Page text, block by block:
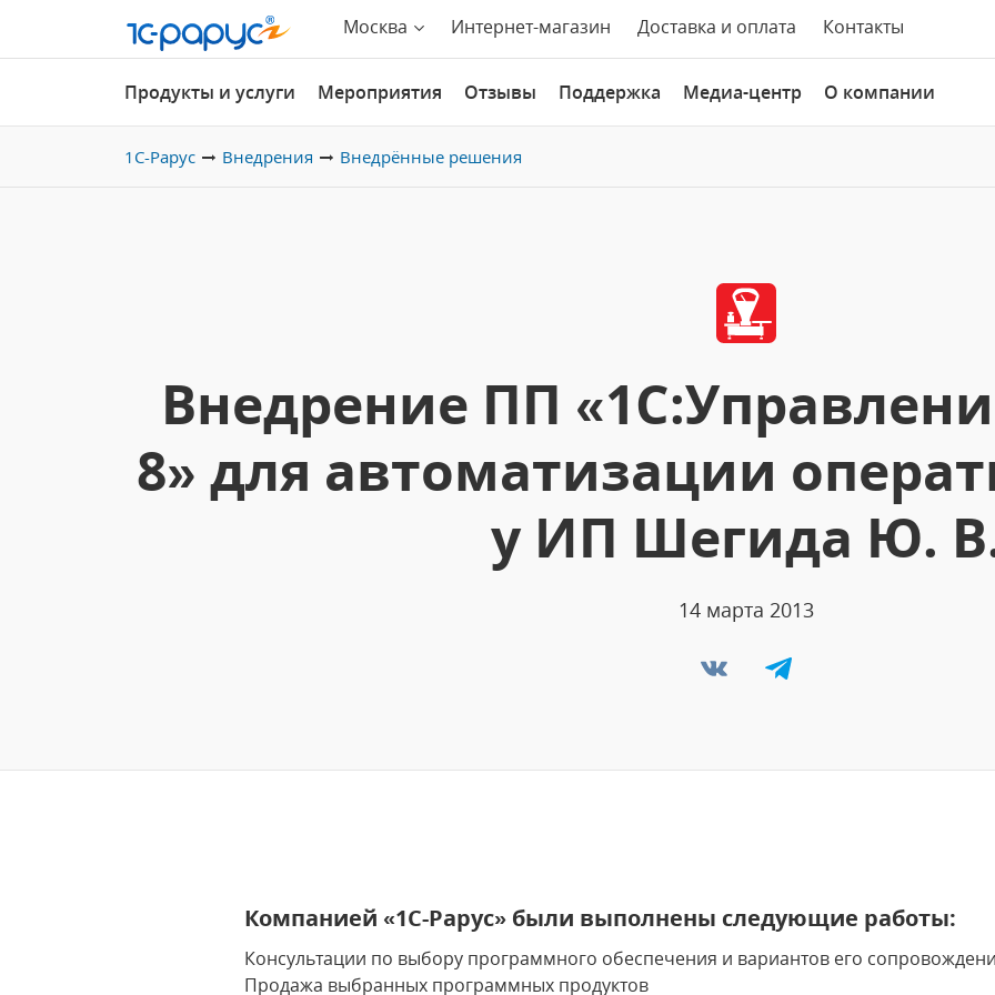
Москва Интернет-магазин Доставка и оплата Контакты
Продукты и услуги Мероприятия Отзывы Поддержка Медиа-центр О компании
1С-Рарус Внедрения Внедрённые решения
Внедрение ПП
8» для автоматизации
у ИП Шегида Ю.
14 марта 2013
Компанией «1С-Рарус» были выполнены следующие работы:
Консультации по выбору программного обеспечения и вариантов его
Продажа выбранных программных продуктов